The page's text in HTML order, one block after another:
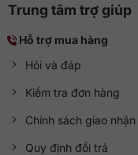
Trung tâm trợ giúp
Hỗ trợ mua hàng
Hỏi và đáp
Kiểm tra đơn hàng
Chính sách giao nhận
Quy định đổi trả